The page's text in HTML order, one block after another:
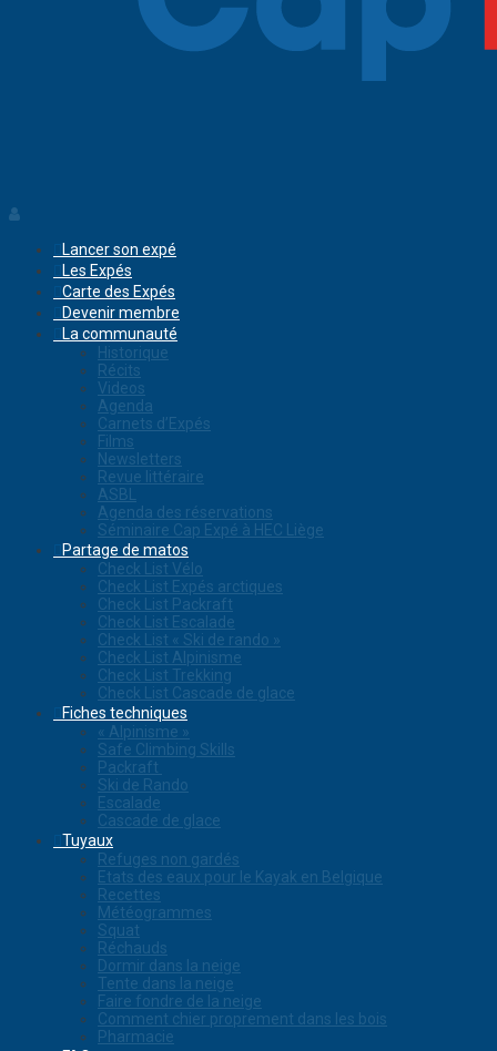
Lancer son expé
Les Expés
Carte des Expés
Devenir membre
La communauté
Historique
Récits
Videos
Agenda
Carnets d’Expés
Films
Newsletters
Revue littéraire
ASBL
Agenda des réservations
Séminaire Cap Expé à HEC Liège
Partage de matos
Check List Vélo
Check List Expés arctiques
Check List Packraft
Check List Escalade
Check List « Ski de rando »
Check List Alpinisme
Check List Trekking
Check List Cascade de glace
Fiches techniques
« Alpinisme »
Safe Climbing Skills
Packraft
Ski de Rando
Escalade
Cascade de glace
Tuyaux
Refuges non gardés
Etats des eaux pour le Kayak en Belgique
Recettes
Météogrammes
Squat
Réchauds
Dormir dans la neige
Tente dans la neige
Faire fondre de la neige
Comment chier proprement dans les bois
Pharmacie